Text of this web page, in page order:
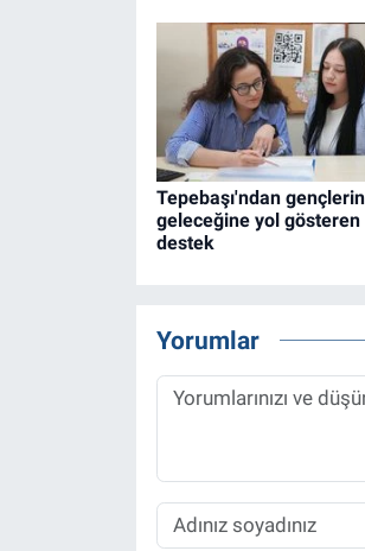
Tepebaşı'ndan gençlerin
geleceğine yol gösteren
destek
Yorumlar